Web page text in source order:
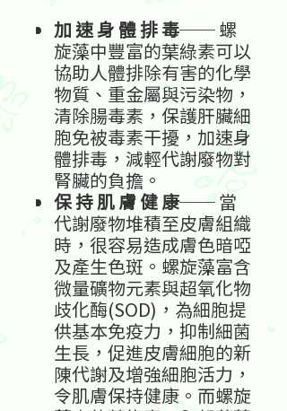
加速身 體排毒──螺
旋藻中豐富的葉綠素可以
協助人體排除有害的化學
物質、重金屬與污染物，
清除腸毒素，保護肝臟細
胞免被毒素干擾，加速身
體排毒，減輕代謝廢物對
腎臟的負擔。
保持肌膚健康──當
代謝廢物堆積至皮膚組織
時，很容易造成膚色暗啞
及產生色斑。螺旋藻富含
微量礦物元素與超氧化物
歧化酶(SOD)，為細胞提
供基本免疫力，抑制細菌
生長，促進皮膚細胞的新
陳代謝及增強細胞活力，
令肌膚保持健康。而螺旋